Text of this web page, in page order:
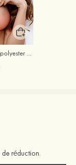
de réduction.